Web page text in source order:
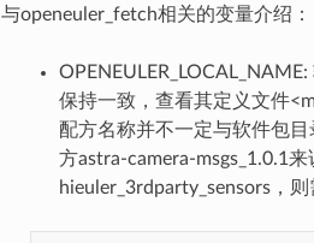
与openeuler_fetch相关的变量介绍：
保持一致，查看其定义文件
配方名称并不一定与软件包
方astra-camera-msgs_1.0.1
hieuler_3rdparty_sensors，